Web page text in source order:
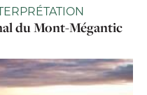
du Mont-Mégantic